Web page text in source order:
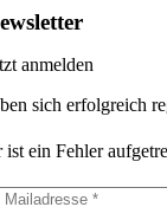
anmelden
sich erfolgreich
ist ein Fehler